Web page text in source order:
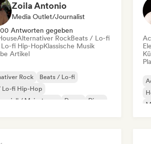
Zoila Antonio
Media Outlet/Journalist
Antworten gegeben
Alternativer RockBeats / Lo-fi
fi Hip-HopKlassische Musik
Artikel
Rock
Beats / Lo-fi
Lo-fi Hip-Hop
/ Mainstream
Dance
Disco